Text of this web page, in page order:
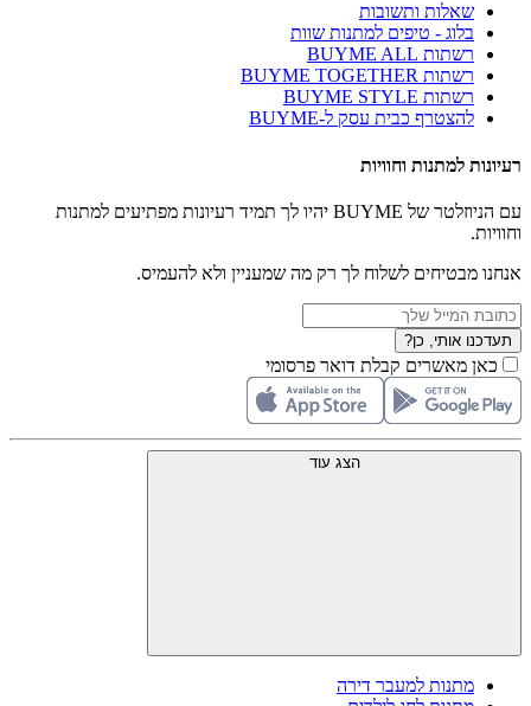
שאלות ותשובות
בלוג - טיפים למתנות שוות
רשתות BUYME ALL
רשתות BUYME TOGETHER
רשתות BUYME STYLE
להצטרף כבית עסק ל-BUYME
רעיונות למתנות וחוויות
עם הניוזלטר של BUYME יהיו לך תמיד רעיונות מפתיעים למתנות
וחוויות.
אנחנו מבטיחים לשלוח לך רק מה שמעניין ולא להעמיס.
תעדכנו אותי, כן?
כאן מאשרים קבלת דואר פרסומי
הצג עוד
מתנות למעבר דירה